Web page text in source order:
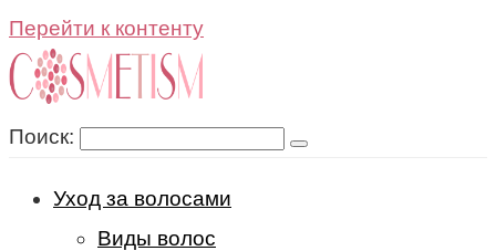
Перейти к контенту
Поиск:
Уход за волосами
Виды волос